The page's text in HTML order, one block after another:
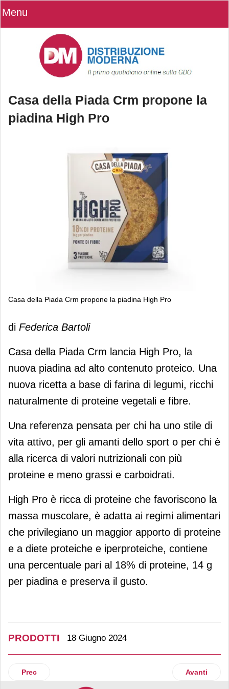
Menu
Casa della Piada Crm propone la
piadina High Pro
Casa della Piada Crm propone la piadina High Pro
Casa della Piada Crm propone la
piadina High Pro
di Federica Bartoli
Casa della Piada Crm lancia High Pro, la
nuova piadina ad alto contenuto proteico. Una
nuova ricetta a base di farina di legumi, ricchi
naturalmente di proteine vegetali e fibre.
Una referenza pensata per chi ha uno stile di
vita attivo, per gli amanti dello sport o per chi è
alla ricerca di valori nutrizionali con più
proteine e meno grassi e carboidrati.
High Pro è ricca di proteine che favoriscono la
massa muscolare, è adatta ai regimi alimentari
che privilegiano un maggior apporto di proteine
e a diete proteiche e iperproteiche, contiene
una percentuale pari al 18% di proteine, 14 g
per piadina e preserva il gusto.
PRODOTTI 18 Giugno 2024
Articolo precedente: Nutrifree presenta il Tramezzino
Prec Articolo
Avanti